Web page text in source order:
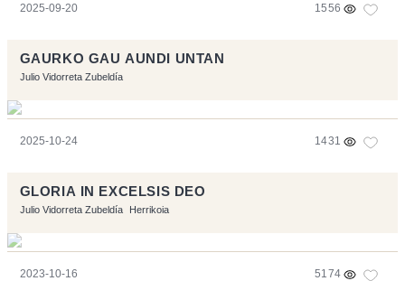
2025-09-20 1556
GAURKO GAU AUNDI UNTAN
Julio Vidorreta Zubeldía
2025-10-24 1431
GLORIA IN EXCELSIS DEO
Julio Vidorreta Zubeldía Herrikoia
2023-10-16 5174